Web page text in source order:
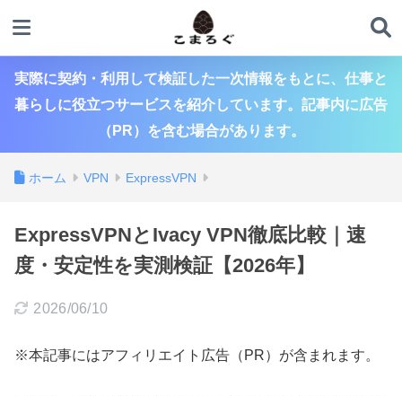
実際に契約・利用して検証した一次情報をもとに、仕事と
暮らしに役立つサービスを紹介しています。記事内に広告
（PR）を含む場合があります。
ホーム VPN ExpressVPN
ExpressVPNとIvacy VPN徹底比較｜速
度・安定性を実測検証【2026年】
2026/06/10
※本記事にはアフィリエイト広告（PR）が含まれます。